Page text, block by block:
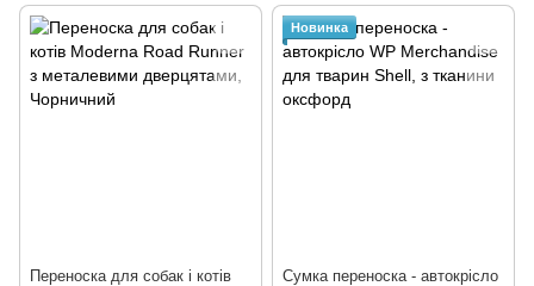
Переноска для собак і котів
Новинка
Сумка переноска - автокрісло